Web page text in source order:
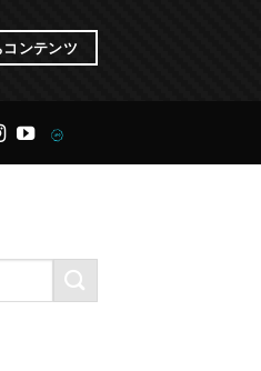
ンテンツ